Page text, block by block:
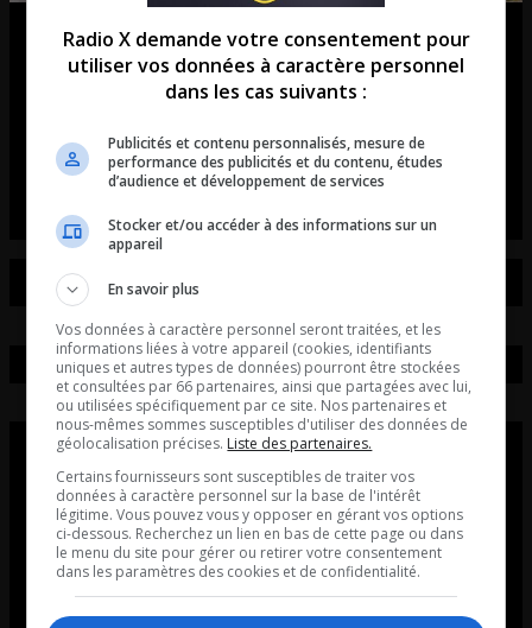
Match2Ride : l’application qui
révolutionne les rassemblements
L’entrevue avec David Beaudoin
Radio X demande votre consentement pour
utiliser vos données à caractère personnel
dans les cas suivants :
Publicités et contenu personnalisés, mesure de
performance des publicités et du contenu, études
d’audience et développement de services
Stocker et/ou accéder à des informations sur un
appareil
En savoir plus
Vos données à caractère personnel seront traitées, et les
informations liées à votre appareil (cookies, identifiants
uniques et autres types de données) pourront être stockées
et consultées par 66 partenaires, ainsi que partagées avec lui,
ou utilisées spécifiquement par ce site. Nos partenaires et
nous-mêmes sommes susceptibles d'utiliser des données de
géolocalisation précises. Liste des partenaires.
Certains fournisseurs sont susceptibles de traiter vos
données à caractère personnel sur la base de l'intérêt
légitime. Vous pouvez vous y opposer en gérant vos options
ci-dessous. Recherchez un lien en bas de cette page ou dans
le menu du site pour gérer ou retirer votre consentement
dans les paramètres des cookies et de confidentialité.